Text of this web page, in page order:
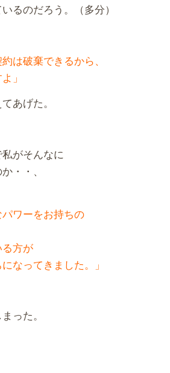
るのだろう。（多分）
は破棄できるから、
」
あげた。
がそんなに
・・、
ワーをお持ちの
方が
なってきました。」
った。